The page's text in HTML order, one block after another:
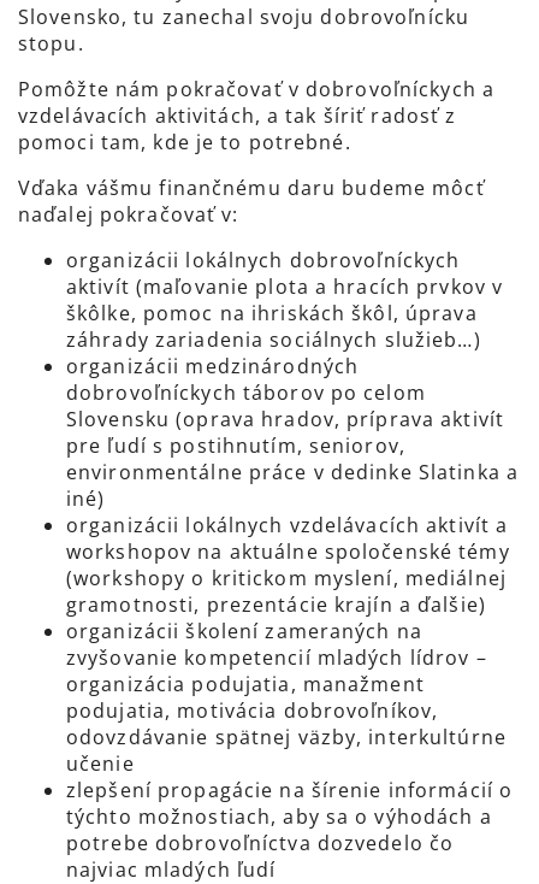
Slovensko, tu zanechal svoju dobrovoľnícku
stopu.
Pomôžte nám pokračovať v dobrovoľníckych a
vzdelávacích aktivitách, a tak šíriť radosť z
pomoci tam, kde je to potrebné.
Vďaka vášmu finančnému daru budeme môcť
naďalej pokračovať v:
organizácii lokálnych dobrovoľníckych
aktivít (maľovanie plota a hracích prvkov v
škôlke, pomoc na ihriskách škôl, úprava
záhrady zariadenia sociálnych služieb…)
organizácii medzinárodných
dobrovoľníckych táborov po celom
Slovensku (oprava hradov, príprava aktivít
pre ľudí s postihnutím, seniorov,
environmentálne práce v dedinke Slatinka a
iné)
organizácii lokálnych vzdelávacích aktivít a
workshopov na aktuálne spoločenské témy
(workshopy o kritickom myslení, mediálnej
gramotnosti, prezentácie krajín a ďalšie)
organizácii školení zameraných na
zvyšovanie kompetencií mladých lídrov –
organizácia podujatia, manažment
podujatia, motivácia dobrovoľníkov,
odovzdávanie spätnej väzby, interkultúrne
učenie
zlepšení propagácie na šírenie informácií o
týchto možnostiach, aby sa o výhodách a
potrebe dobrovoľníctva dozvedelo čo
najviac mladých ľudí